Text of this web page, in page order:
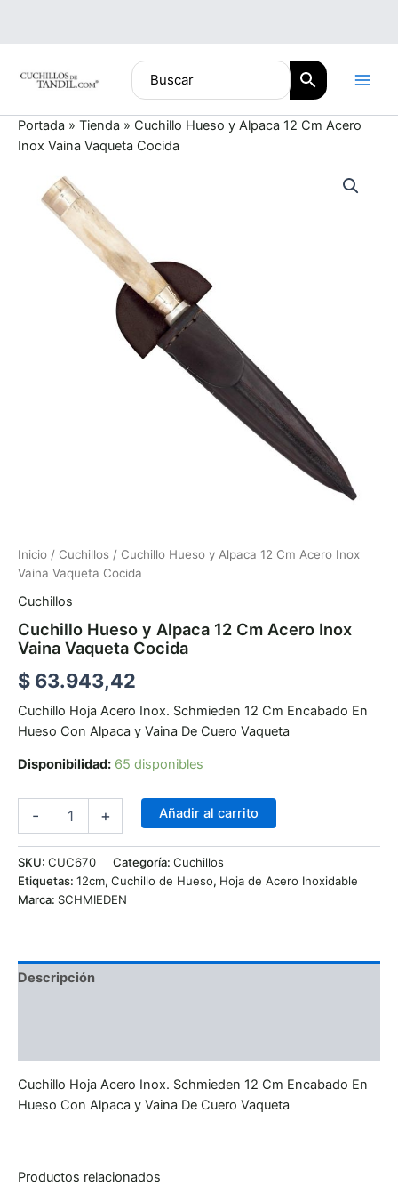
contenido
Portada » Tienda » Cuchillo Hueso y Alpaca 12 Cm Acero
Inox Vaina Vaqueta Cocida
Inicio / Cuchillos / Cuchillo Hueso y Alpaca 12 Cm Acero Inox
Vaina Vaqueta Cocida
Cuchillos
Cuchillo Hueso y Alpaca 12 Cm Acero Inox
Vaina Vaqueta Cocida
$ 63.943,42
Cuchillo Hoja Acero Inox. Schmieden 12 Cm Encabado En
Hueso Con Alpaca y Vaina De Cuero Vaqueta
Disponibilidad: 65 disponibles
-
Hueso
Alpaca
+ Añadir al carrito
SKU: CUC670 Categoría: Cuchillos
Etiquetas: 12cm, Cuchillo de Hueso, Hoja de Acero Inoxidable
Marca: SCHMIEDEN
Descripción
Cuchillo Hoja Acero Inox. Schmieden 12 Cm Encabado En
Hueso Con Alpaca y Vaina De Cuero Vaqueta
Productos relacionados